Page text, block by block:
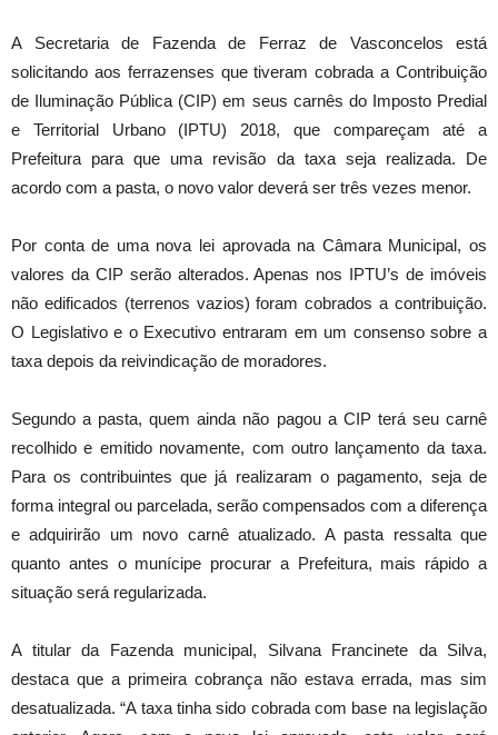
A Secretaria de Fazenda de Ferraz de Vasconcelos está
solicitando aos ferrazenses que tiveram cobrada a Contribuição
de Iluminação Pública (CIP) em seus carnês do Imposto Predial
e Territorial Urbano (IPTU) 2018, que compareçam até a
Prefeitura para que uma revisão da taxa seja realizada. De
acordo com a pasta, o novo valor deverá ser três vezes menor.
Por conta de uma nova lei aprovada na Câmara Municipal, os
valores da CIP serão alterados. Apenas nos IPTU’s de imóveis
não edificados (terrenos vazios) foram cobrados a contribuição.
O Legislativo e o Executivo entraram em um consenso sobre a
taxa depois da reivindicação de moradores.
Segundo a pasta, quem ainda não pagou a CIP terá seu carnê
recolhido e emitido novamente, com outro lançamento da taxa.
Para os contribuintes que já realizaram o pagamento, seja de
forma integral ou parcelada, serão compensados com a diferença
e adquirirão um novo carnê atualizado. A pasta ressalta que
quanto antes o munícipe procurar a Prefeitura, mais rápido a
situação será regularizada.
A titular da Fazenda municipal, Silvana Francinete da Silva,
destaca que a primeira cobrança não estava errada, mas sim
desatualizada. “A taxa tinha sido cobrada com base na legislação